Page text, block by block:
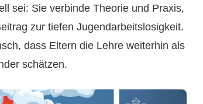
sei: Sie verbinde Theorie und Praxis,
zur tiefen Jugendarbeitslosigkeit.
dass Eltern die Lehre weiterhin als
schätzen.